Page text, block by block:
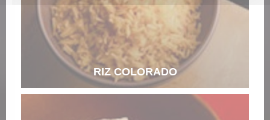
RIZ COLORADO